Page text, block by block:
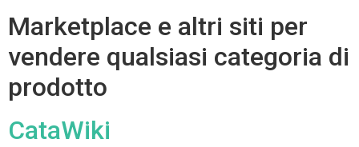
Marketplace e altri siti per
vendere qualsiasi categoria di
prodotto
CataWiki